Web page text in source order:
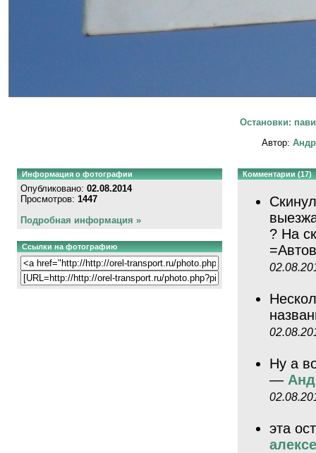
Остановки:
Автор:
Информация о фотографии
Опубликовано: 02.08.2014
Просмотров: 1447
Подробная информация »
Ссылки на фотографию
Комментарии (17)
? На
Ну а
—
эта